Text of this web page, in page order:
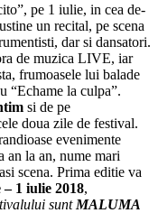
pe 1 iulie, in cea de-
un recital, pe scena
dar si dansatori.
de muzica LIVE, iar
frumoasele lui balade
“Echame la culpa”.
si de pe
doua zile de festival.
evenimente
an la an, nume mari
scena. Prima editie va
– 1 iulie 2018,
sunt MALUMA